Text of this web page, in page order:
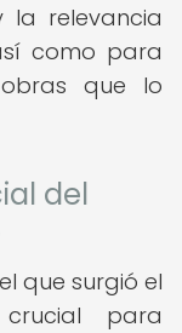
la relevancia
como para
que lo
del
que surgió el
para